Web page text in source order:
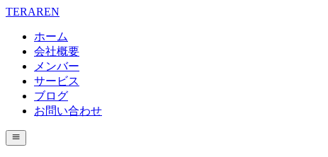
TERAREN
ホーム
会社概要
メンバー
サービス
ブログ
お問い合わせ